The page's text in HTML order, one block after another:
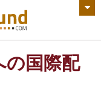
国際配